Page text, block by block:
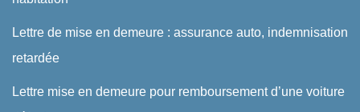
Lettre de mise en demeure : assurance auto, indemnisation
retardée
Lettre mise en demeure pour remboursement d’une voiture